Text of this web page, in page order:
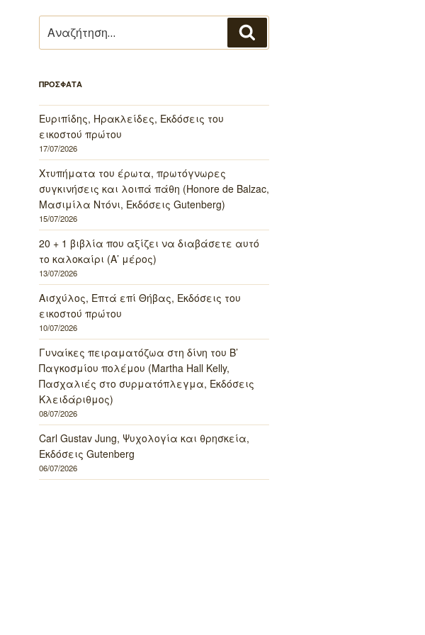
για:
ΠΡΟΣΦΑΤΑ
Ευριπίδης, Ηρακλείδες, Εκδόσεις του
εικοστού πρώτου
17/07/2026
Χτυπήματα του έρωτα, πρωτόγνωρες
συγκινήσεις και λοιπά πάθη (Honore de Balzac,
Μασιμίλα Ντόνι, Εκδόσεις Gutenberg)
15/07/2026
20 + 1 βιβλία που αξίζει να διαβάσετε αυτό
το καλοκαίρι (Α’ μέρος)
13/07/2026
Αισχύλος, Επτά επί Θήβας, Εκδόσεις του
εικοστού πρώτου
10/07/2026
Γυναίκες πειραματόζωα στη δίνη του Β’
Παγκοσμίου πολέμου (Martha Hall Kelly,
Πασχαλιές στο συρματόπλεγμα, Εκδόσεις
Κλειδάριθμος)
08/07/2026
Carl Gustav Jung, Ψυχολογία και θρησκεία,
Εκδόσεις Gutenberg
06/07/2026